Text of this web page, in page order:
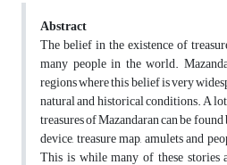
Abstract
The belief in the existence of
many people in the world.
regions where this belief is very
natural and historical conditions. A
treasures of Mazandaran can be
device, treasure map, amulets and
This is while many of these stories